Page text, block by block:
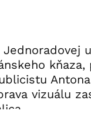
kňaza,
vizuálu